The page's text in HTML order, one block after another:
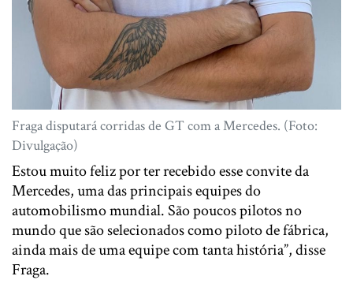
Fraga disputará corridas de GT com a Mercedes. (Foto:
Divulgação)
Estou muito feliz por ter recebido esse convite da
Mercedes, uma das principais equipes do
automobilismo mundial. São poucos pilotos no
mundo que são selecionados como piloto de fábrica,
ainda mais de uma equipe com tanta história”, disse
Fraga.